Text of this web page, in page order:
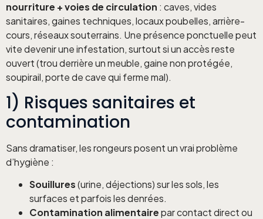
nourriture + voies de circulation : caves, vides
sanitaires, gaines techniques, locaux poubelles, arrière-
cours, réseaux souterrains. Une présence ponctuelle peut
vite devenir une infestation, surtout si un accès reste
ouvert (trou derrière un meuble, gaine non protégée,
soupirail, porte de cave qui ferme mal).
1) Risques sanitaires et
contamination
Sans dramatiser, les rongeurs posent un vrai problème
d’hygiène :
Souillures(urine, déjections) sur les sols, les
surfaces et parfois les denrées.
Contamination alimentairepar contact direct ou